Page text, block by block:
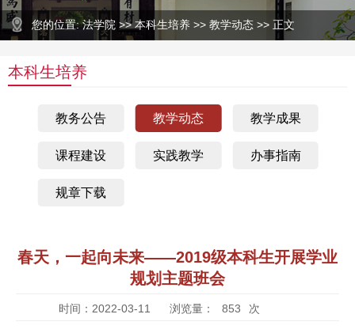
您的位置: 法学院 >> 本科生培养 >> 教学动态 >> 正文
本科生培养
教务公告 教学动态 教学成果
课程建设 实践教学 办事指南
规章下载
春天，一起向未来——2019级本科生开展学业
规划主题班会
时间：2022-03-11 浏览量： 853 次